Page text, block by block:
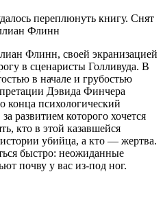
Снят
Флинн
Флинн, своей экранизацией
в сценаристы Голливуда. В
в начале и грубостью
Дэвида Финчера
психологический
развитием которого хочется
кто в этой казавшейся
убийца, а кто — жертва.
быстро: неожиданные
почву у вас из-под ног.